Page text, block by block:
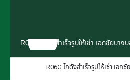
R06G โกดังสำเร็จรูปให้เช่า เอกชัยบา
R06G โกดังสำเร็จรูปให้เช่า เอ